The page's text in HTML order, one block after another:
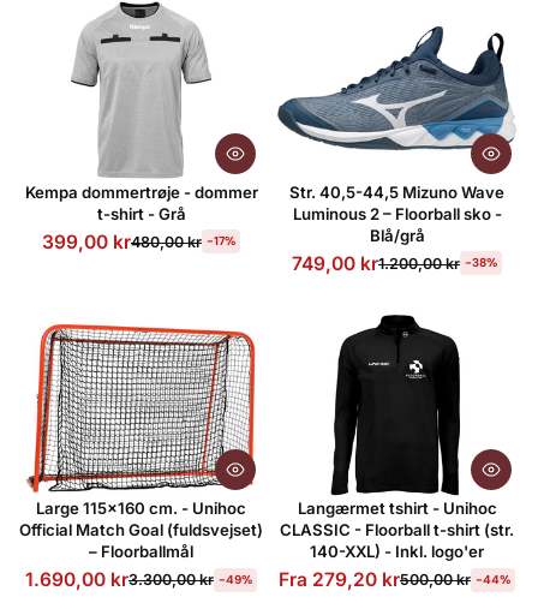
Kempa dommertrøje - dommer
t-shirt - Grå
399,00 kr480,00 kr -17%
Str. 40,5-44,5 Mizuno Wave
Luminous 2 – Floorball sko -
Blå/grå
749,00 kr1.200,00 kr -38%
Large 115x160 cm. - Unihoc
Official Match Goal (fuldsvejset)
– Floorballmål
1.690,00 kr3.300,00 kr -49%
Langærmet tshirt - Unihoc
CLASSIC - Floorball t-shirt (str.
140-XXL) - Inkl. logo'er
Fra 279,20 kr500,00 kr -44%